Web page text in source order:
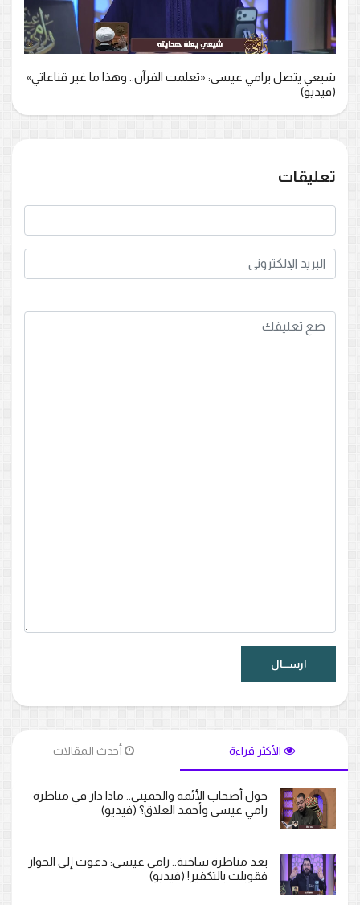
شيعي يتصل برامي عيسى: «تعلمت القرآن.. وهذا ما غير قناعاتي»
(فيديو)
تعليقات
الأكثر قراءة أحدث المقالات
حول أصحاب الأئمة والخميني.. ماذا دار في مناظرة
رامي عيسى وأحمد العلاق؟ (فيديو)
بعد مناظرة ساخنة.. رامي عيسى: دعوت إلى الحوار
فقوبلت بالتكفير! (فيديو)